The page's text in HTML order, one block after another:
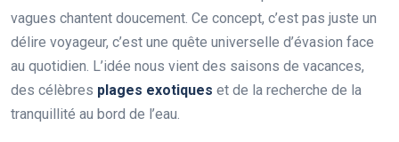
vagues chantent doucement. Ce concept, c’est pas juste un
délire voyageur, c’est une quête universelle d’évasion face
au quotidien. L’idée nous vient des saisons de vacances,
des célèbres plages exotiques et de la recherche de la
tranquillité au bord de l’eau.